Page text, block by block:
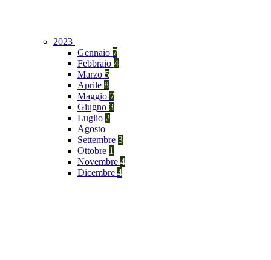
2023
Gennaio 7
Febbraio 4
Marzo 5
Aprile 8
Maggio 7
Giugno 3
Luglio 2
Agosto
Settembre 3
Ottobre 1
Novembre 4
Dicembre 4